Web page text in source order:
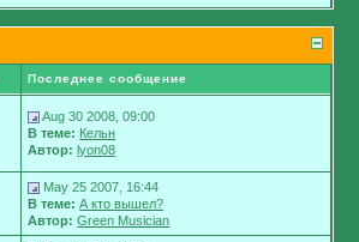
Последнее сообщение
Aug 30 2008, 09:00
В теме: Кельн
Автор: lyon08
May 25 2007, 16:44
В теме: А кто вышел?
Автор: Green Musician